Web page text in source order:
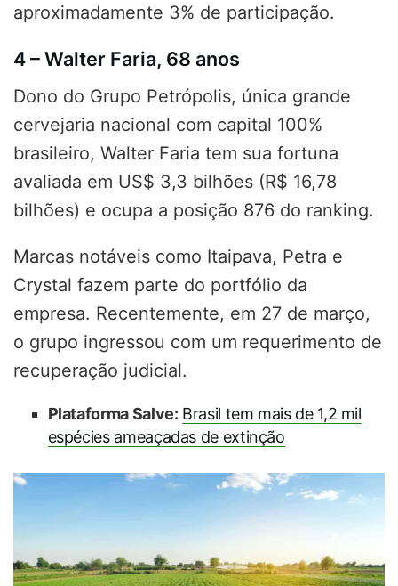
aproximadamente 3% de participação.
4 – Walter Faria, 68 anos
Dono do Grupo Petrópolis, única grande
cervejaria nacional com capital 100%
brasileiro, Walter Faria tem sua fortuna
avaliada em US$ 3,3 bilhões (R$ 16,78
bilhões) e ocupa a posição 876 do ranking.
Marcas notáveis ​​como Itaipava, Petra e
Crystal fazem parte do portfólio da
empresa. Recentemente, em 27 de março,
o grupo ingressou com um requerimento de
recuperação judicial.
Plataforma Salve: Brasil tem mais de 1,2 mil
espécies ameaçadas de extinção